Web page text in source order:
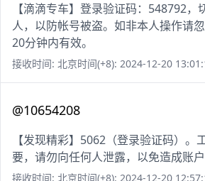
【滴滴专车】登录验证码：548792，
人，以防帐号被盗。如非本人操作请
20分钟内有效。
接收时间: 北京时间(+8): 2024-12-20
@10654208
【发现精彩】5062（登录验证码）。
要，请勿向任何人泄露，以免造成账户
接收时间: 北京时间(+8): 2024-12-20